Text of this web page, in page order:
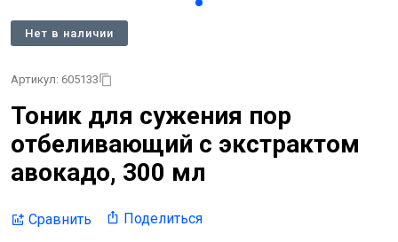
Нет в наличии
Артикул: 605133
Тоник для сужения пор
отбеливающий с экстрактом
авокадо, 300 мл
Сравнить Поделиться